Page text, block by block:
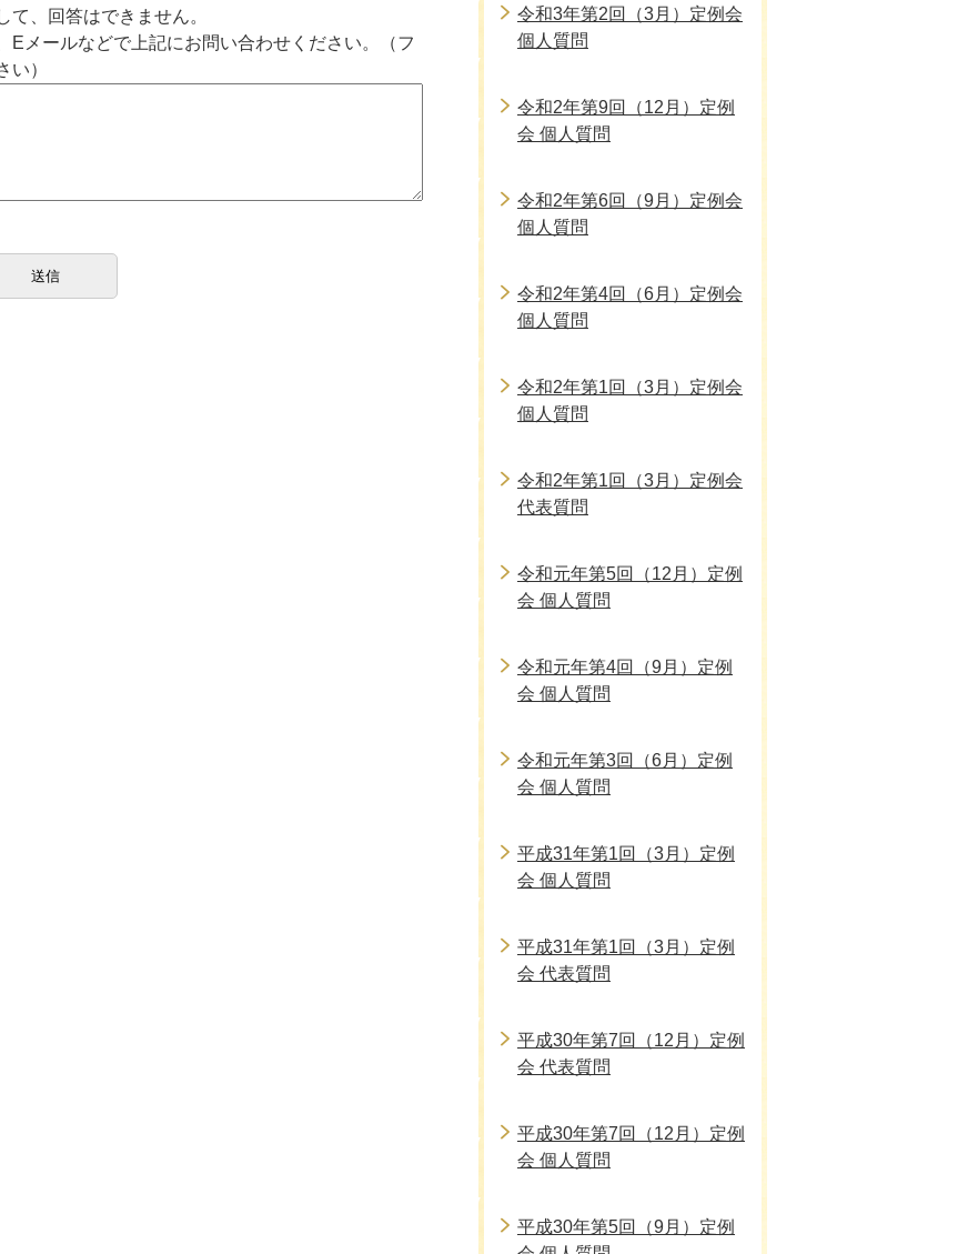
、回答はできません。
Eメールなどで上記にお問い合わせください。（フ
い）
令和3年第2回（3月）定例会
個人質問
令和2年第9回（12月）定例
会 個人質問
令和2年第6回（9月）定例会
個人質問
令和2年第4回（6月）定例会
個人質問
令和2年第1回（3月）定例会
個人質問
令和2年第1回（3月）定例会
代表質問
令和元年第5回（12月）定例
会 個人質問
令和元年第4回（9月）定例
会 個人質問
令和元年第3回（6月）定例
会 個人質問
平成31年第1回（3月）定例
会 個人質問
平成31年第1回（3月）定例
会 代表質問
平成30年第7回（12月）定例
会 代表質問
平成30年第7回（12月）定例
会 個人質問
平成30年第5回（9月）定例